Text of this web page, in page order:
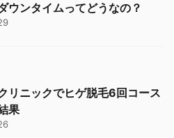
ウンタイムってどうなの？
リニックでヒゲ脱毛6回コース
果